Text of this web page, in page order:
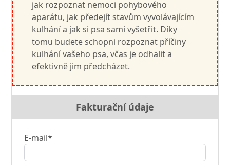
jak rozpoznat nemoci pohybového
aparátu, jak předejít stavům vyvolávajícím
kulhání a jak si psa sami vyšetřit. Díky
tomu budete schopni rozpoznat příčiny
kulhání vašeho psa, včas je odhalit a
efektivně jim předcházet.
Fakturační údaje
E-mail*